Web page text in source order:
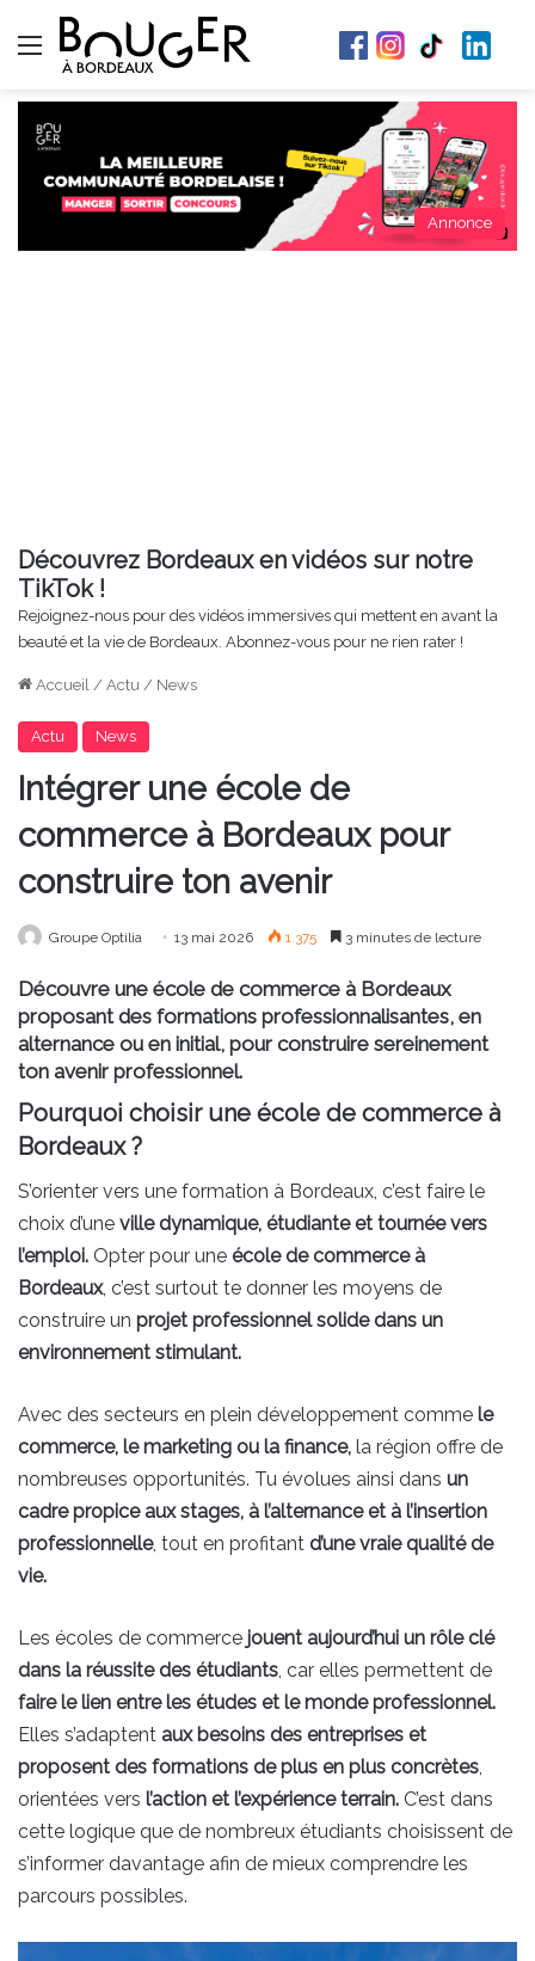
Menu
Annonce
Découvrez Bordeaux en vidéos sur notre
TikTok !
Rejoignez-nous pour des vidéos immersives qui mettent en avant la
beauté et la vie de Bordeaux. Abonnez-vous pour ne rien rater !
Accueil / Actu / News
Actu News
Intégrer une école de
commerce à Bordeaux pour
construire ton avenir
Groupe Optilia 13 mai 2026 1 375 3 minutes de lecture
Découvre une école de commerce à Bordeaux
proposant des formations professionnalisantes, en
alternance ou en initial, pour construire sereinement
ton avenir professionnel.
Pourquoi choisir une école de commerce à
Bordeaux ?
S’orienter vers une formation à Bordeaux, c’est faire le
choix d’une ville dynamique, étudiante et tournée vers
l’emploi. Opter pour une école de commerce à
Bordeaux, c’est surtout te donner les moyens de
construire un projet professionnel solide dans un
environnement stimulant.
Avec des secteurs en plein développement comme le
commerce, le marketing ou la finance, la région offre de
nombreuses opportunités. Tu évolues ainsi dans un
cadre propice aux stages, à l’alternance et à l’insertion
professionnelle, tout en profitant d’une vraie qualité de
vie.
Les écoles de commerce jouent aujourd’hui un rôle clé
dans la réussite des étudiants, car elles permettent de
faire le lien entre les études et le monde professionnel.
Elles s’adaptent aux besoins des entreprises et
proposent des formations de plus en plus concrètes,
orientées vers l’action et l’expérience terrain. C’est dans
cette logique que de nombreux étudiants choisissent de
s’informer davantage afin de mieux comprendre les
parcours possibles.